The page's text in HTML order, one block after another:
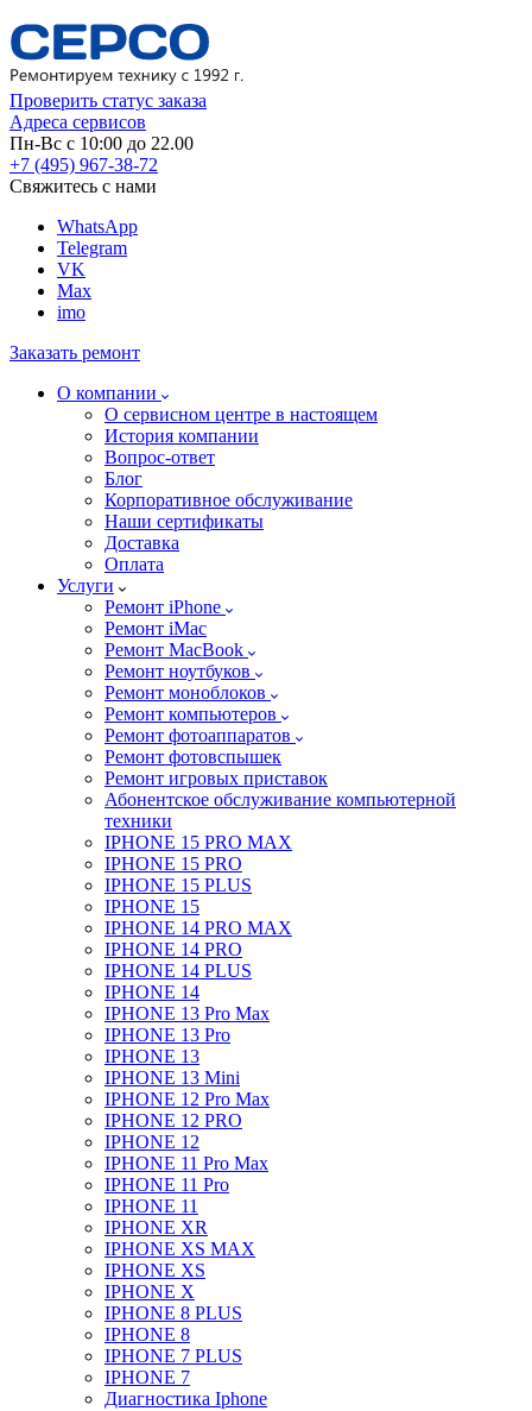
Проверить статус заказа
Адреса сервисов
Пн-Вс с 10:00 до 22.00
+7 (495) 967-38-72
Свяжитесь с нами
WhatsApp
Telegram
VK
Max
imo
Заказать ремонт
О компании
О сервисном центре в настоящем
История компании
Вопрос-ответ
Блог
Корпоративное обслуживание
Наши сертификаты
Доставка
Оплата
Услуги
Ремонт iPhone
Ремонт iMac
Ремонт MacBook
Ремонт ноутбуков
Ремонт моноблоков
Ремонт компьютеров
Ремонт фотоаппаратов
Ремонт фотовспышек
Ремонт игровых приставок
Абонентское обслуживание компьютерной
техники
IPHONE 15 PRO MAX
IPHONE 15 PRO
IPHONE 15 PLUS
IPHONE 15
IPHONE 14 PRO MAX
IPHONE 14 PRO
IPHONE 14 PLUS
IPHONE 14
IPHONE 13 Pro Max
IPHONE 13 Pro
IPHONE 13
IPHONE 13 Mini
IPHONE 12 Pro Max
IPHONE 12 PRO
IPHONE 12
IPHONE 11 Pro Max
IPHONE 11 Pro
IPHONE 11
IPHONE XR
IPHONE XS MAX
IPHONE XS
IPHONE X
IPHONE 8 PLUS
IPHONE 8
IPHONE 7 PLUS
IPHONE 7
Диагностика Iphone